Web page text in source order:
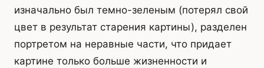
изначально был темно-зеленым (потерял свой
цвет в результат старения картины), разделен
портретом на неравные части, что придает
картине только больше жизненности и